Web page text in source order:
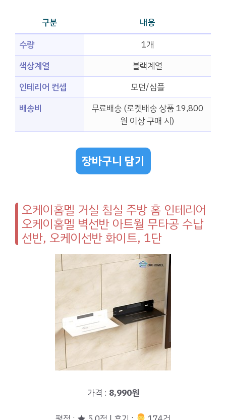
구분
내용
수량
1개
색상계열
블랙계열
인테리어 컨셉
모던/심플
배송비
무료배송 (로켓배송 상품 19,800
원 이상 구매 시)
장바구니 담기
오케이홈멜 거실 침실 주방 홈 인테리어
오케이홈멜 벽선반 아트월 무타공 수납
선반, 오케이선반 화이트, 1단
가격 : 8,990원